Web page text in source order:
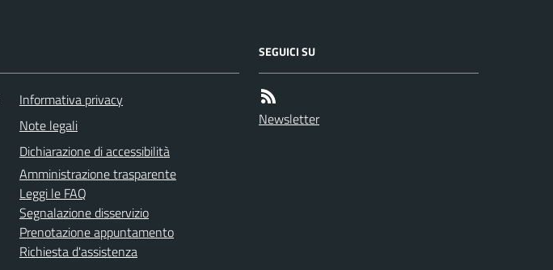
Informativa privacy
Note legali
Dichiarazione di accessibilità
Amministrazione trasparente
Leggi le FAQ
Segnalazione disservizio
Prenotazione appuntamento
Richiesta d'assistenza
SEGUICI SU
Newsletter